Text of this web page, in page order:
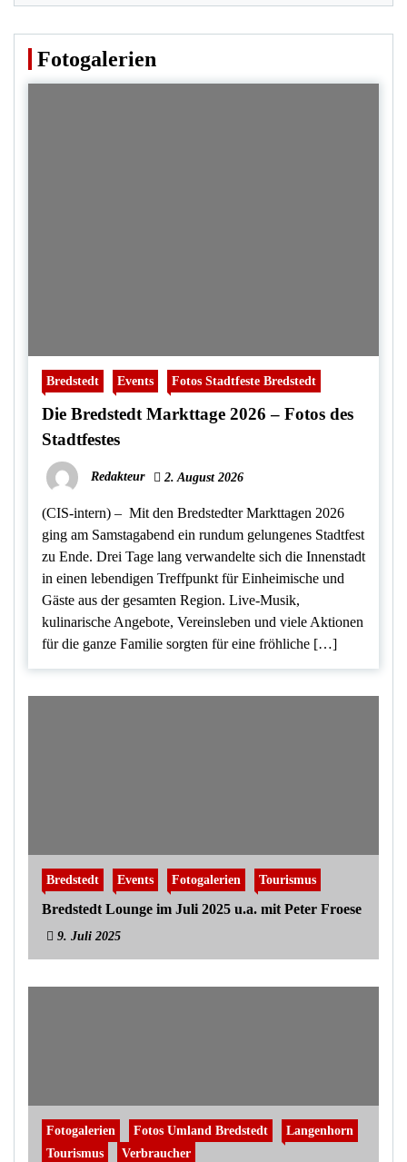
Fotogalerien
Bredstedt Events Fotos Stadtfeste Bredstedt
Die Bredstedt Markttage 2026 – Fotos des
Stadtfestes
Redakteur 2. August 2026
(CIS-intern) – Mit den Bredstedter Markttagen 2026
ging am Samstagabend ein rundum gelungenes Stadtfest
zu Ende. Drei Tage lang verwandelte sich die Innenstadt
in einen lebendigen Treffpunkt für Einheimische und
Gäste aus der gesamten Region. Live-Musik,
kulinarische Angebote, Vereinsleben und viele Aktionen
für die ganze Familie sorgten für eine fröhliche […]
Bredstedt Events Fotogalerien Tourismus
Bredstedt Lounge im Juli 2025 u.a. mit Peter Froese
9. Juli 2025
Fotogalerien Fotos Umland Bredstedt
Langenhorn
Tourismus
Verbraucher